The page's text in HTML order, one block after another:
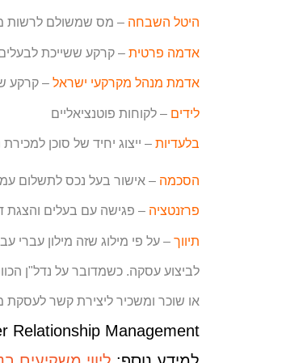
היטל השבחה – מס שמשולם לרשות
אדמה פרטית – קרקע ששייכת לבעלים
אדמת מנהל מקרקעי ישראל – קרקע
לידים – לקוחות פוטנציאליים
בלעדיות – ייצוג יחיד של סוכן למכירת
הסכמה – אישור בעל נכס לתשלום
פרזנטציה – פגישה עם בעלים והצגת
תיווך – על פי מילוג שזה מילון עברי
לביצוע עסקה. כשמדובר על נדל"ן
או שוכר ומשכיר ליצירת קשר לעסקת
Relationship Management